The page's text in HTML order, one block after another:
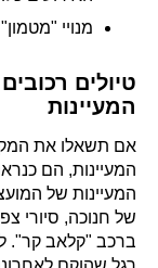
מנויי "מטמון" זכאים ל-
טיולים
המעיינות
אם תשאלו את
המעיינות, הם
המעיינות של
של חנוכה, סיורי
ברכב "קלאב קר".